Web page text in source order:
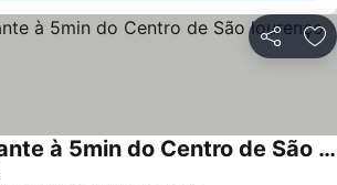
Partilhar
Flat aconchegante à 5min do Centro de São lourenço